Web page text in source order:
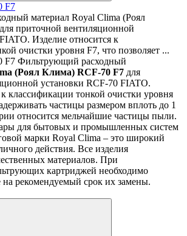
F7
материал Royal Clima (Роял
приточной вентиляционной
Изделие относится к
очистки уровня F7, что позволяет ...
F7 Фильтрующий расходный
(Роял Клима) RCF-70 F7 для
установки RCF-70 FIATO.
классификации тонкой очистки уровня
частицы размером вплоть до 1
относится мельчайшие частицы пыли.
для бытовых и промышленных систем
марки Royal Clima – это широкий
действия. Все изделия
материалов. При
картриджей необходимо
на рекомендуемый срок их замены.